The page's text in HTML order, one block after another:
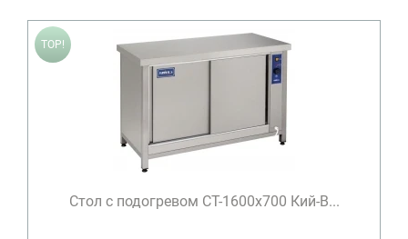
TOP!
Стол с подогревом СТ-1600х700 Кий-В...